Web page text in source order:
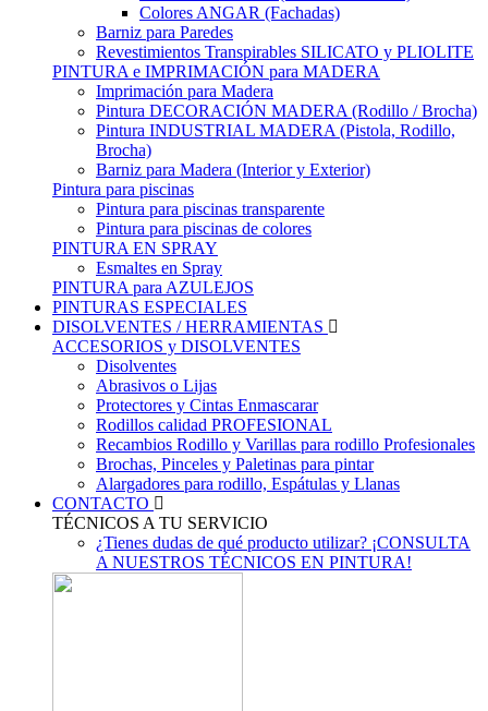
Colores ANGAR (Fachadas)
Barniz para Paredes
Revestimientos Transpirables SILICATO y PLIOLITE
PINTURA e IMPRIMACIÓN para MADERA
Imprimación para Madera
Pintura DECORACIÓN MADERA (Rodillo / Brocha)
Pintura INDUSTRIAL MADERA (Pistola, Rodillo,
Brocha)
Barniz para Madera (Interior y Exterior)
Pintura para piscinas
Pintura para piscinas transparente
Pintura para piscinas de colores
PINTURA EN SPRAY
Esmaltes en Spray
PINTURA para AZULEJOS
PINTURAS ESPECIALES
DISOLVENTES / HERRAMIENTAS
ACCESORIOS y DISOLVENTES
Disolventes
Abrasivos o Lijas
Protectores y Cintas Enmascarar
Rodillos calidad PROFESIONAL
Recambios Rodillo y Varillas para rodillo Profesionales
Brochas, Pinceles y Paletinas para pintar
Alargadores para rodillo, Espátulas y Llanas
CONTACTO
TÉCNICOS A TU SERVICIO
¿Tienes dudas de qué producto utilizar? ¡CONSULTA
A NUESTROS TÉCNICOS EN PINTURA!